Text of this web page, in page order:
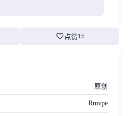
favorite点赞15
原创
Rmvpe